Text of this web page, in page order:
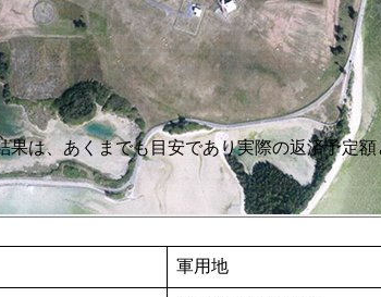
は、あくまでも目安であり実際の返済予定
軍用地